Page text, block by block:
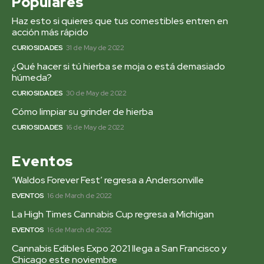
Haz esto si quieres que tus comestibles entren en
acción más rápido
CURIOSIDADES 31 de May de 2022
¿Qué hacer si tú hierba se moja o está demasiado
húmeda?
CURIOSIDADES 30 de May de 2022
Cómo limpiar su grinder de hierba
CURIOSIDADES 16 de May de 2022
Eventos
‘Waldos Forever Fest’ regresa a Andersonville
EVENTOS 16 de March de 2022
La High Times Cannabis Cup regresa a Michigan
EVENTOS 16 de March de 2022
Cannabis Edibles Expo 2021 llega a San Francisco y
Chicago este noviembre